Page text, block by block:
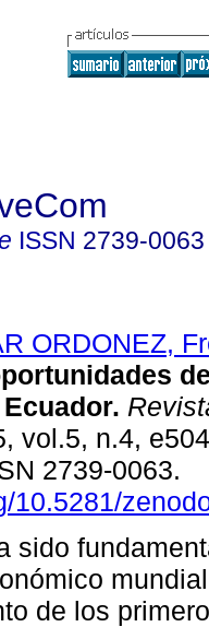
ISSN 2739-0063
ORDONEZ,
vol.5, n.4,
2739-0063.
10.5281/
sido
de los